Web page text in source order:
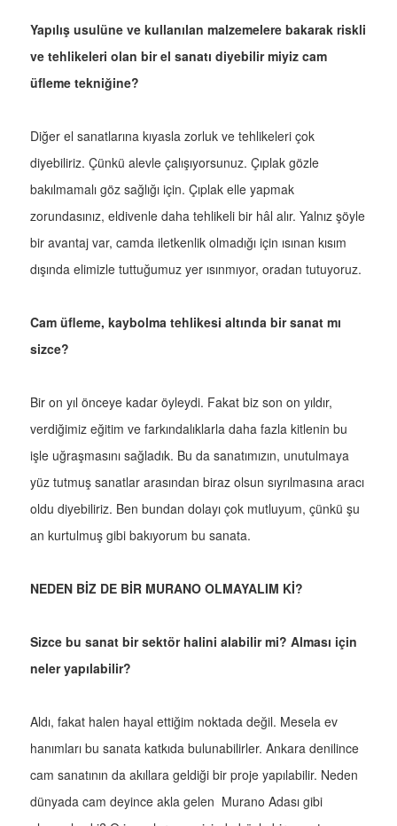
Yapılış usulüne ve kullanılan malzemelere bakarak riskli
ve tehlikeleri olan bir el sanatı diyebilir miyiz cam
üfleme tekniğine?
Diğer el sanatlarına kıyasla zorluk ve tehlikeleri çok
diyebiliriz. Çünkü alevle çalışıyorsunuz. Çıplak gözle
bakılmamalı göz sağlığı için. Çıplak elle yapmak
zorundasınız, eldivenle daha tehlikeli bir hâl alır. Yalnız şöyle
bir avantaj var, camda iletkenlik olmadığı için ısınan kısım
dışında elimizle tuttuğumuz yer ısınmıyor, oradan tutuyoruz.
Cam üfleme, kaybolma tehlikesi altında bir sanat mı
sizce?
Bir on yıl önceye kadar öyleydi. Fakat biz son on yıldır,
verdiğimiz eğitim ve farkındalıklarla daha fazla kitlenin bu
işle uğraşmasını sağladık. Bu da sanatımızın, unutulmaya
yüz tutmuş sanatlar arasından biraz olsun sıyrılmasına aracı
oldu diyebiliriz. Ben bundan dolayı çok mutluyum, çünkü şu
an kurtulmuş gibi bakıyorum bu sanata.
NEDEN BİZ DE BİR MURANO OLMAYALIM Kİ?
Sizce bu sanat bir sektör halini alabilir mi? Alması için
neler yapılabilir?
Aldı, fakat halen hayal ettiğim noktada değil. Mesela ev
hanımları bu sanata katkıda bulunabilirler. Ankara denilince
cam sanatının da akıllara geldiği bir proje yapılabilir. Neden
dünyada cam deyince akla gelen Murano Adası gibi